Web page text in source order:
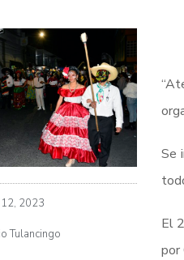
2023
Tulancingo
Se
El
por